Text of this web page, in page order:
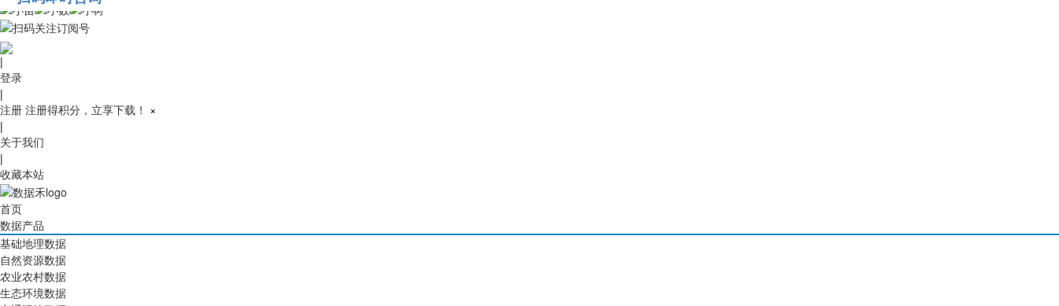
010-53689091
|
登录
|
注册 注册得积分，立享下载！ ×
|
关于我们
|
收藏本站
首页
数据产品
基础地理数据
自然资源数据
农业农村数据
生态环境数据